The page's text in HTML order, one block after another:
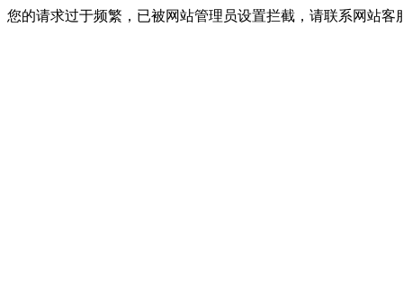
您的请求过于频繁，已被网站管理员设置拦截，请联系网站客